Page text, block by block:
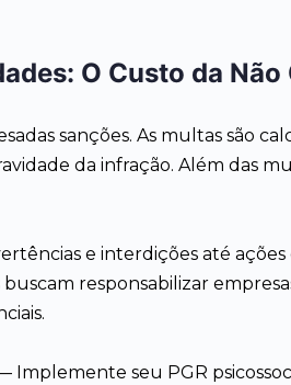
O Custo da
sanções. As multas são
da infração. Além das
e interdições até
responsabilizar
Implemente seu PGR